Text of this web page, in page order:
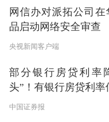
业重点产业链高
能装备、电子信
小企业、高新技
企业、专精特新
网信办对派拓公司在
品启动网络安全审查
央视新闻客户端
部分银行房贷利率
头”！有银行房贷利率
中国证券报